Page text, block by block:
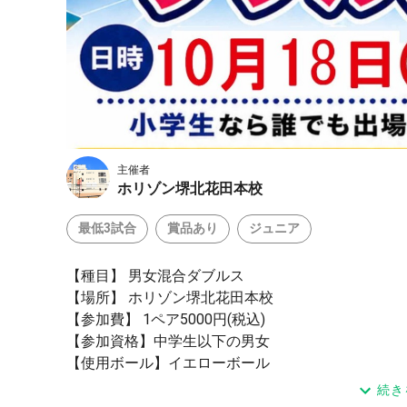
主催者
ホリゾン堺北花田本校
最低3試合 賞品あり ジュニア
【種目】 男女混合ダブルス
【場所】 ホリゾン堺北花田本校
【参加費】 1ペア5000円(税込)
【参加資格】中学生以下の男女
【使用ボール】イエローボール
続